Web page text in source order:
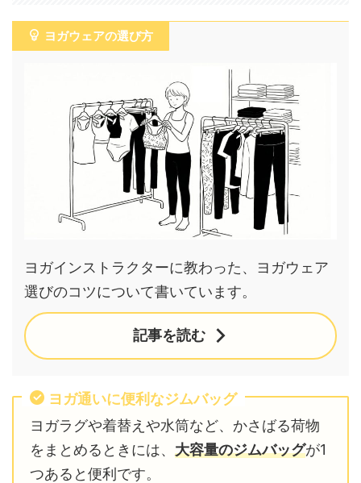
ヨガウェアの選び方
ヨガインストラクターに教わった、ヨガウェア
選びのコツについて書いています。
記事を読む
ヨガ通いに便利なジムバッグ
ヨガラグや着替えや水筒など、かさばる荷物
をまとめるときには、 大容量のジムバッグが1
つあると便利です。